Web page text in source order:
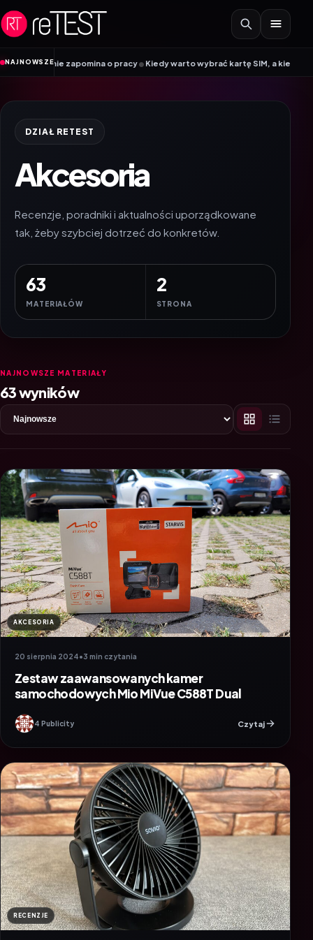
Przejdź do treści
NAJNOWSZE
o pracy •Kiedy warto wybrać kartę SIM, a kiedy kartę eSIM? Poradnik
DZIAŁ RETEST
Akcesoria
Recenzje, poradniki i aktualności uporządkowane
tak, żeby szybciej dotrzeć do konkretów.
63
MATERIAŁÓW
2
STRONA
NAJNOWSZE MATERIAŁY
63 wyników
AKCESORIA
20 sierpnia 2024•3 min czytania
Zestaw zaawansowanych kamer
samochodowych Mio MiVue C588T Dual
4 Publicity Czytaj
RECENZJE